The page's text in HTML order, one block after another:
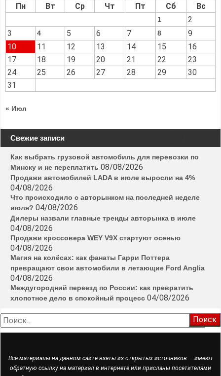
Пн
Вт Ср Чт Пт Сб Вс
1
2
3
4 5 6 7 8
9
10
11 12 13 14 15
16
17
18 19 20 21 22
23
24
25 26 27 28 29
30
31
« Июл
Свежие записи
Как выбрать грузовой автомобиль для перевозки по
Минску и не переплатить 08/08/2026
Продажи автомобилей LADA в июле выросли на 4%
04/08/2026
Что происходило с авторынком на последней неделе
июля? 04/08/2026
Дилеры назвали главные тренды авторынка в июле
04/08/2026
Продажи кроссовера WEY V9X стартуют осенью
04/08/2026
Магия на колёсах: как фанаты Гарри Поттера
превращают свои автомобили в летающие Ford Anglia
04/08/2026
Междугородний переезд по России: как превратить
хлопотное дело в спокойный процесс 04/08/2026
Найти:
Все материалы на данном сайте взяты из открытых источников — имеют
обратную ссылку на материал в интернете или присланы посетителями